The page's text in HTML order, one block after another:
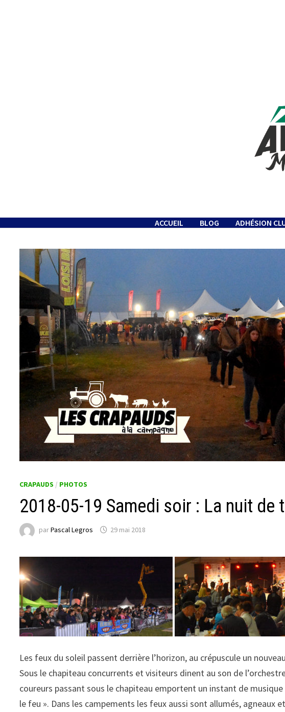
ACCUEIL BLOG ADHÉSION
CRAPAUDS / PHOTOS
2018-05-19 Samedi soir : La nuit de
parPascal Legros 29 mai 2018
Les feux du soleil passent derrière l’horizon, au crépuscule un
Sous le chapiteau concurrents et visiteurs dinent au son de
coureurs passant sous le chapiteau emportent un instant de
le feu ». Dans les campements les feux aussi sont allumés, agneaux